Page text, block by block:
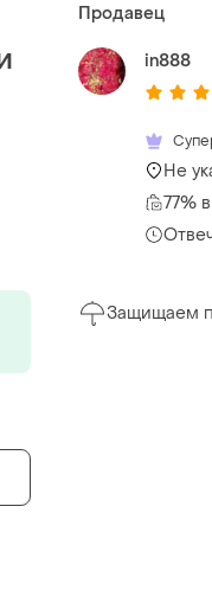
Продавец
in888
Не
77%
Защищаем